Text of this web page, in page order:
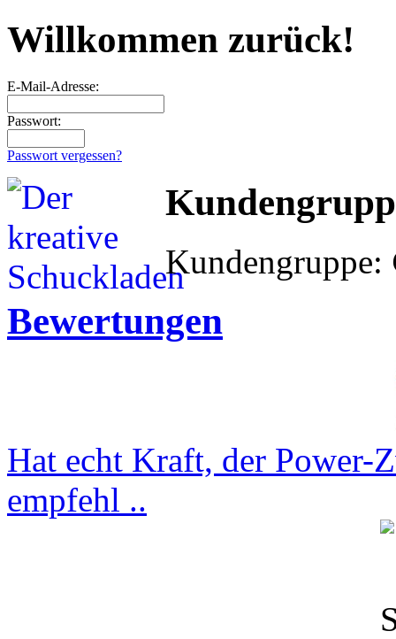
Willkommen zurück!
E-Mail-Adresse:
Passwort:
Passwort vergessen?
Kundengruppe:
Bewertungen
Hat echt Kraft, der Power-
empfehl ..